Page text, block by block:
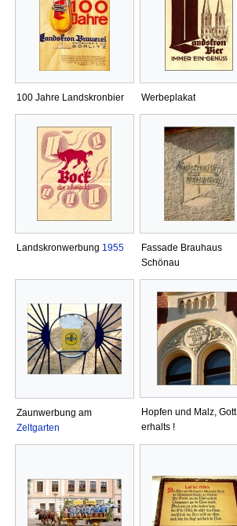
100 Jahre Landskronbier Werbeplakat
Landskronwerbung 1955
Fassade Brauhaus
Schönau
Zaunwerbung am
Zeltgarten
Hopfen und Malz, Gott
erhalts !